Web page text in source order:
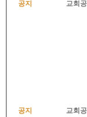
공지 교회공
공지 교회공